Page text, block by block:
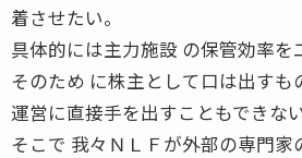
着させたい。
具体的には主力施設 の保管効率を
そのため に株主として口は出すも
運営に直接手を出すこともできない
そこで 我々ＮＬＦが外部の専門家